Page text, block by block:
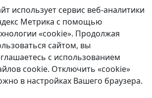
[4]
[144]
[131]
[2]
[250]
[1]
использует сервис веб-аналитики
Метрика с помощью
«cookie». Продолжая
сайтом, вы
с использованием
cookie. Отключить «cookie»
в настройках Вашего браузера.